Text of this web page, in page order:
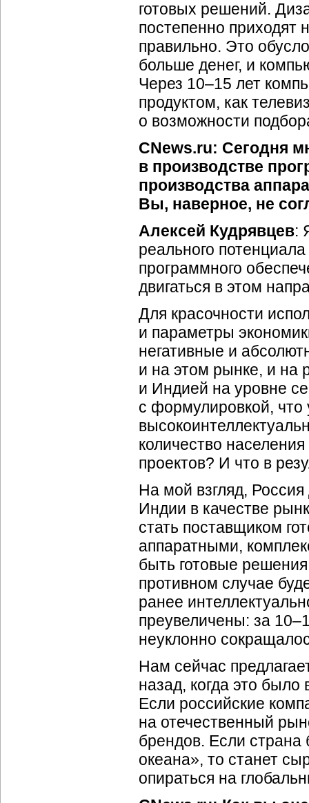
готовых решений.
постепенно приходят
правильно. Это
больше денег, и
Через 10–15 лет
продуктом, как
о возможности
CNews.ru: Сегодня
в производстве
производства
Вы, наверное, не
Алексей Кудрявцев:
реального
программного
двигаться в этом
Для красочности
и параметры
негативные и
и на этом рынке, и на
и Индией на уровне
с формулировкой, что
количество
проектов? И что в
На мой взгляд,
Индии в качестве
стать поставщиком
аппаратными,
быть готовые
противном случае
ранее
преувеличены: за
неуклонно
Нам сейчас
назад, когда это было
Если российские
на отечественный
брендов. Если страна
океана», то станет
опираться на